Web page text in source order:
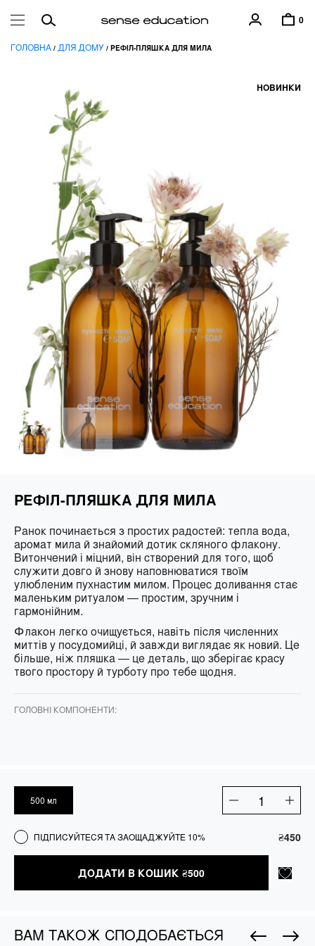
0
ГОЛОВНА / ДЛЯ ДОМУ / РЕФІЛ-ПЛЯШКА ДЛЯ МИЛА
НОВИНКИ
РЕФІЛ-ПЛЯШКА ДЛЯ МИЛА
Ранок починається з простих радостей: тепла вода,
аромат мила й знайомий дотик скляного флакону.
Витончений і міцний, він створений для того, щоб
служити довго й знову наповнюватися твоїм
улюбленим пухнастим милом. Процес доливання стає
маленьким ритуалом — простим, зручним і
гармонійним.
Флакон легко очищується, навіть після численних
миттів у посудомийці, й завжди виглядає як новий. Це
більше, ніж пляшка — це деталь, що зберігає красу
твого простору й турботу про тебе щодня.
ГОЛОВНІ КОМПОНЕНТИ:
500 мл
Рефіл-
мила
ПІДПИСУЙТЕСЯ ТА ЗАОЩАДЖУЙТЕ 10% ₴450
ДОДАТИ В КОШИК ₴500
ВАМ ТАКОЖ СПОДОБАЄТЬСЯ